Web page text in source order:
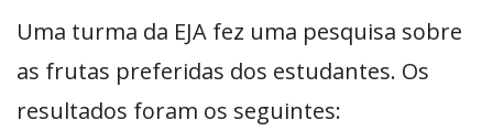
Uma turma da EJA fez uma pesquisa sobre
as frutas preferidas dos estudantes. Os
resultados foram os seguintes: